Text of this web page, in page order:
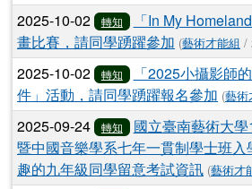
2025-10-02 轉知
「In My
畫比賽，請同學踴躍參加 (藝術才能組 /
2025-10-02 轉知
「2025小攝影師
件」活動，請同學踴躍報名參加 (藝術
2025-09-24 轉知
國立臺南藝術大
暨中國音樂學系七年一貫制學士班
趣的九年級同學留意考試資訊 (藝術才